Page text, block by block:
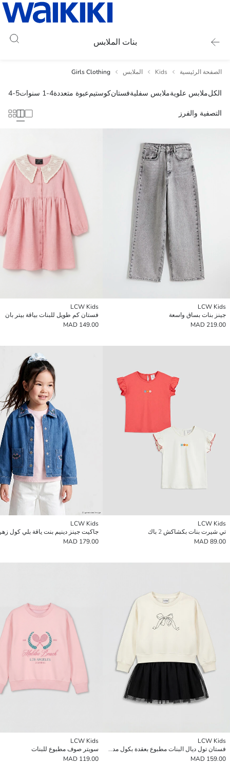
بنات الملابس
الصفحة الرئيسية Kids الملابس Girls Clothing
الكلملابس علويةملابس سفليةفستانكوستيمعبوة متعددة1-4 سنوات 4-5 Ans
التصفية والفرز
LCW Kids
جينز بنات بساق واسعة
219.00 MAD
LCW Kids
فستان كم طويل للبنات بياقة بيتر بان
149.00 MAD
LCW Kids
تي شيرت بنات بكشاكش 2 باك
89.00 MAD
LCW Kids
جاكيت جينز دينيم بنت ياقة بلي كول
179.00 MAD
LCW Kids
فستان تول ديال البنات مطبوع بعقدة بكول مدور
159.00 MAD
LCW Kids
سويتر صوف مطبوع للبنات
119.00 MAD